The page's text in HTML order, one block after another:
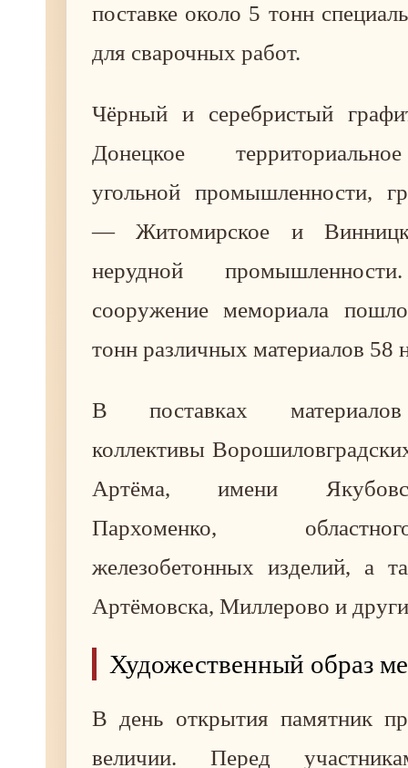
поставке около 5 тонн
для сварочных работ.
Чёрный и серебристый
Донецкое
угольной промышленности,
— Житомирское и
нерудной
сооружение мемориала
тонн различных материалов 58
В поставках материалов
коллективы
Артёма, имени
Пархоменко,
железобетонных изделий, а
Артёмовска, Миллерово и
Художественный образ
В день открытия памятник
величии. Перед